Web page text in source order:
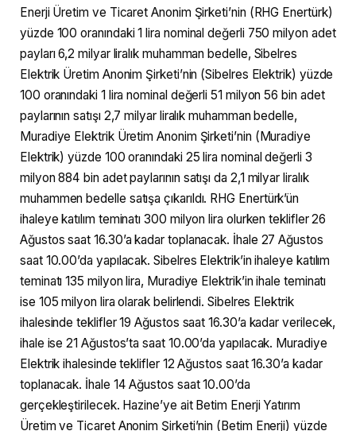
Enerji Üretim ve Ticaret Anonim Şirketi’nin (RHG Enertürk)
yüzde 100 oranındaki 1 lira nominal değerli 750 milyon adet
payları 6,2 milyar liralık muhamman bedelle, Sibelres
Elektrik Üretim Anonim Şirketi’nin (Sibelres Elektrik) yüzde
100 oranındaki 1 lira nominal değerli 51 milyon 56 bin adet
paylarının satışı 2,7 milyar liralık muhamman bedelle,
Muradiye Elektrik Üretim Anonim Şirketi’nin (Muradiye
Elektrik) yüzde 100 oranındaki 25 lira nominal değerli 3
milyon 884 bin adet paylarının satışı da 2,1 milyar liralık
muhammen bedelle satışa çıkarıldı. RHG Enertürk’ün
ihaleye katılım teminatı 300 milyon lira olurken teklifler 26
Ağustos saat 16.30’a kadar toplanacak. İhale 27 Ağustos
saat 10.00’da yapılacak. Sibelres Elektrik’in ihaleye katılım
teminatı 135 milyon lira, Muradiye Elektrik’in ihale teminatı
ise 105 milyon lira olarak belirlendi. Sibelres Elektrik
ihalesinde teklifler 19 Ağustos saat 16.30’a kadar verilecek,
ihale ise 21 Ağustos’ta saat 10.00’da yapılacak. Muradiye
Elektrik ihalesinde teklifler 12 Ağustos saat 16.30’a kadar
toplanacak. İhale 14 Ağustos saat 10.00’da
gerçekleştirilecek. Hazine’ye ait Betim Enerji Yatırım
Üretim ve Ticaret Anonim Şirketi’nin (Betim Enerji) yüzde